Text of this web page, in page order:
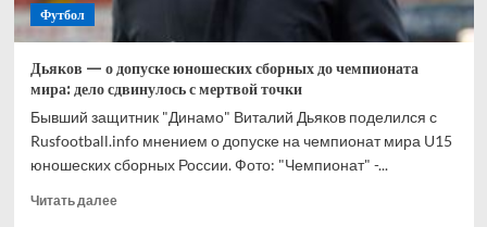
Футбол
Дьяков — о допуске юношеских сборных до чемпионата
мира: дело сдвинулось с мертвой точки
Бывший защитник "Динамо" Виталий Дьяков поделился с
Rusfootball.info мнением о допуске на чемпионат мира U15
юношеских сборных России. Фото: "Чемпионат" -...
Читать далееПрочитать